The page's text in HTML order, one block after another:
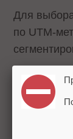
Для
по UTM-